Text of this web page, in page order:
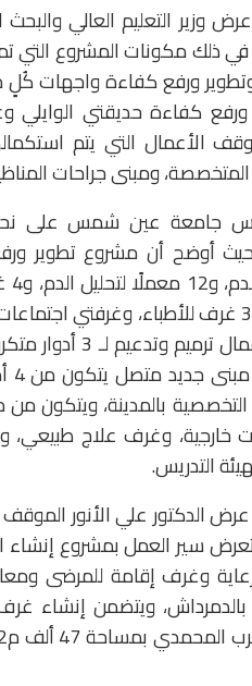
وزير التعليم العالي
ذلك مكونات المشروع التي تم
ورفع كفاءة واجهات
كفاءة حديقتي الوايلي
الأعمال التي يتم
ومبنى جراحات
جامعة عين شمس على
أوضح أن مشروع تطوير
قاعات تدريس، و3 غرف للأطباء،
خارجية، وغرف علاج طبيعي،
التدريس.
عرض الدكتور علي الأنور
سير العمل بمشروع إنشاء
وغرف إقامة للمرضى
بالدمرداش، ويتضمن إنشاء